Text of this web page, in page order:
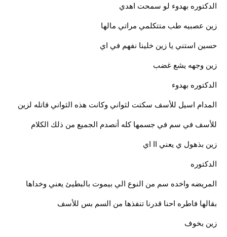
الدكتوره بهدوء لو سمحت اهدي
زين عصبيه طب متتكلمي مراتي مالها
حسين استني يا زين خلينا نفهم في اي
زين وجهه يشع غضب
الدكتوره بهدوء
المدام اسيل للأسف سكتت لثواني وكانت هذه الثواني قاتله لزين
للأسف في سم في جسمها كله أنصدم الجميع من ذلك الكلام
زين بذهول ي يعني اا اي
الدكتوره
المريضه واخده سم من النوع الي بيموت بالبطيئ يعني وخداها
بقالها فاطره احنا قدرنا تنفذها من السم بس للأسف
زين بخوف